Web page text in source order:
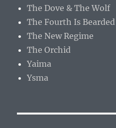
The Dove & The Wolf
The Fourth Is Bearded
The New Regime
The Orchid
Yaima
Ysma